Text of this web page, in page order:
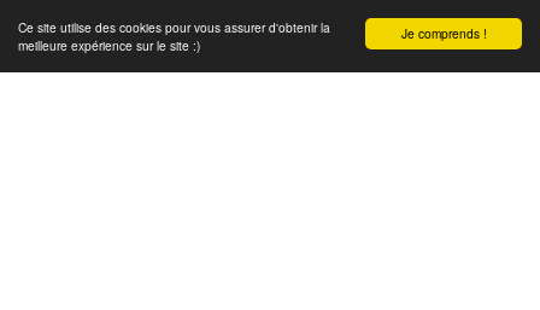
Je comprends !
Ce site utilise des cookies pour vous assurer d'obtenir la
meilleure expérience sur le site :)